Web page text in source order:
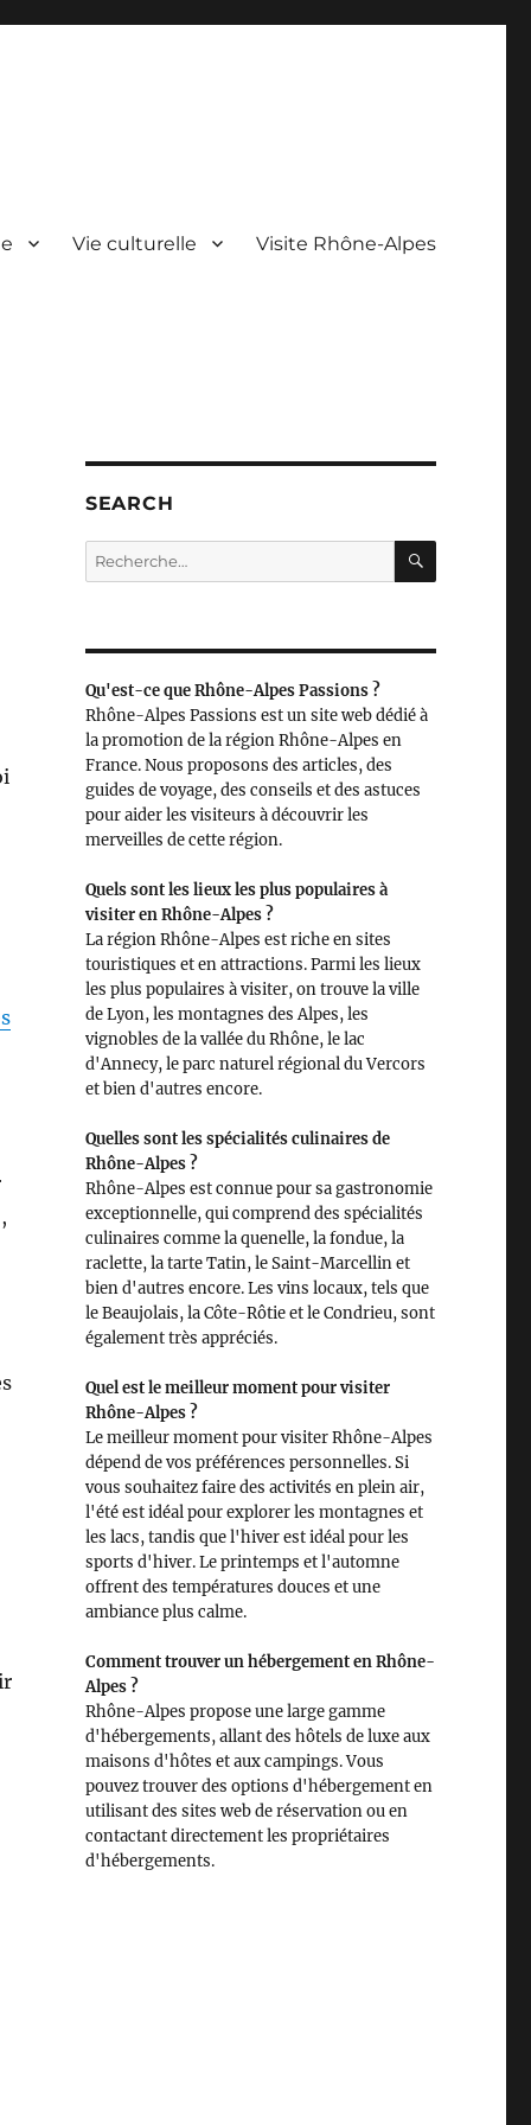
Vie culturelle Visite Rhône-Alpes
SEARCH
Recherche
pour :
Qu'est-ce que Rhône-Alpes Passions ?
Rhône-Alpes Passions est un site web dédié à
la promotion de la région Rhône-Alpes en
France. Nous proposons des articles, des
guides de voyage, des conseils et des astuces
pour aider les visiteurs à découvrir les
merveilles de cette région.
Quels sont les lieux les plus populaires à
visiter en Rhône-Alpes ?
La région Rhône-Alpes est riche en sites
touristiques et en attractions. Parmi les lieux
les plus populaires à visiter, on trouve la ville
de Lyon, les montagnes des Alpes, les
vignobles de la vallée du Rhône, le lac
d'Annecy, le parc naturel régional du Vercors
et bien d'autres encore.
Quelles sont les spécialités culinaires de
Rhône-Alpes ?
Rhône-Alpes est connue pour sa gastronomie
exceptionnelle, qui comprend des spécialités
culinaires comme la quenelle, la fondue, la
raclette, la tarte Tatin, le Saint-Marcellin et
bien d'autres encore. Les vins locaux, tels que
le Beaujolais, la Côte-Rôtie et le Condrieu, sont
également très appréciés.
Quel est le meilleur moment pour visiter
Rhône-Alpes ?
Le meilleur moment pour visiter Rhône-Alpes
dépend de vos préférences personnelles. Si
vous souhaitez faire des activités en plein air,
l'été est idéal pour explorer les montagnes et
les lacs, tandis que l'hiver est idéal pour les
sports d'hiver. Le printemps et l'automne
offrent des températures douces et une
ambiance plus calme.
Comment trouver un hébergement en Rhône-
Alpes ?
Rhône-Alpes propose une large gamme
d'hébergements, allant des hôtels de luxe aux
maisons d'hôtes et aux campings. Vous
pouvez trouver des options d'hébergement en
utilisant des sites web de réservation ou en
contactant directement les propriétaires
d'hébergements.